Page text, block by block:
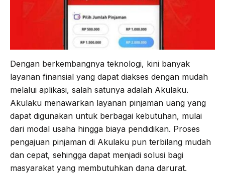
Dengan berkembangnya teknologi, kini banyak
layanan finansial yang dapat diakses dengan mudah
melalui aplikasi, salah satunya adalah Akulaku.
Akulaku menawarkan layanan pinjaman uang yang
dapat digunakan untuk berbagai kebutuhan, mulai
dari modal usaha hingga biaya pendidikan. Proses
pengajuan pinjaman di Akulaku pun terbilang mudah
dan cepat, sehingga dapat menjadi solusi bagi
masyarakat yang membutuhkan dana darurat.